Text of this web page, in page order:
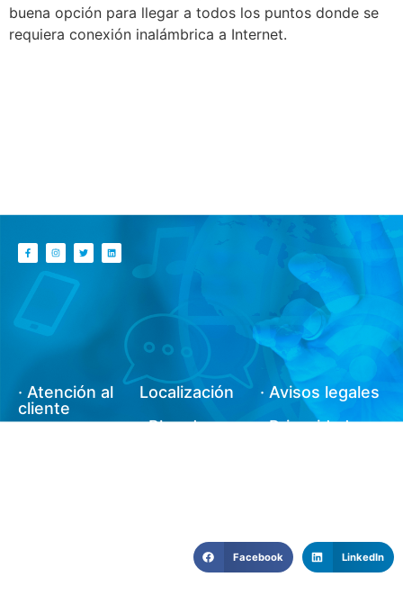
buena opción para llegar a todos los puntos donde se
requiera conexión inalámbrica a Internet.
· Atención al
cliente
Localización
· Blog de
· Avisos legales
· Privacidad y
Facebook LinkedIn